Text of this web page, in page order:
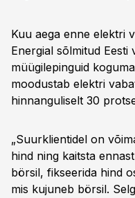
Kuu aega enne elektri
Energial sõlmitud
müügilepinguid
moodustab elektri
hinnanguliselt 30
„Suurklientidel on
hind ning kaitsta
börsil, fikseerida hind
mis kujuneb börsil.